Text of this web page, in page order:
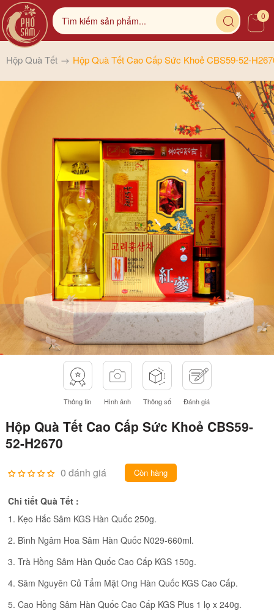
0
Hộp Quà Tết Hộp Quà Tết Cao Cấp Sức Khoẻ CBS59-52-
Thông tin Hình ảnh Thông số Đánh giá
Hộp Quà Tết Cao Cấp Sức Khoẻ CBS59-
52-H2670
0 đánh giá Còn hàng
Chi tiết Quà Tết :
1. Kẹo Hắc Sâm KGS Hàn Quốc 250g.
2. Bình Ngâm Hoa Sâm Hàn Quốc N029-660ml.
3. Trà Hồng Sâm Hàn Quốc Cao Cấp KGS 150g.
4. Sâm Nguyên Củ Tẩm Mật Ong Hàn Quốc KGS Cao Cấp.
5. Cao Hồng Sâm Hàn Quốc Cao Cấp KGS Plus 1 lọ x 240g.